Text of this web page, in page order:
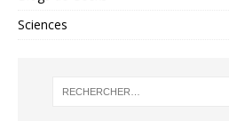
Sciences